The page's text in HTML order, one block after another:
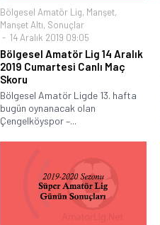
Bölgesel Amatör Lig, Manşet,
Manşet Altı, Sonuçlar
14 Aralık 2019 09:05
Bölgesel Amatör Lig 14 Aralık
2019 Cumartesi Canlı Maç
Skoru
Bölgesel Amatör Ligde 13. hafta
bugün oynanacak olan
Çengelköyspor –...